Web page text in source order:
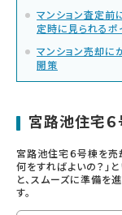
マンション査定前
定時に見られるポ
マンション売却に
開策
宮路池住宅
宮路池住宅６号棟を売
何をすればよいの？」
と、スムーズに準備を
す。